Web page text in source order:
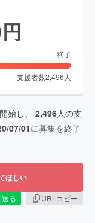
円
終了
支援者数2,496 人
始し、 2,496人の支
07/01に募集を終了
ほしい
る
URLコピー